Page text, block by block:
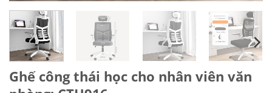
Ghế công thái học cho nhân viên văn